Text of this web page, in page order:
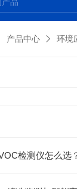
产品中心 环境